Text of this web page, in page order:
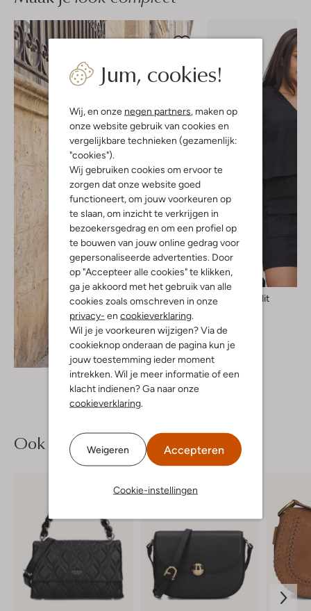
Jum, cookies!
Wij, en onze negen partners, maken op
onze website gebruik van cookies en
vergelijkbare technieken (gezamenlijk:
"cookies").
Wij gebruiken cookies om ervoor te
zorgen dat onze website goed
functioneert, om jouw voorkeuren op
te slaan, om inzicht te verkrijgen in
bezoekersgedrag en om een profiel op
te bouwen van jouw online gedrag voor
gepersonaliseerde advertenties. Door
op "Accepteer alle cookies" te klikken,
ga je akkoord met het gebruik van alle
cookies zoals omschreven in onze
privacy- en cookieverklaring.
Wil je je voorkeuren wijzigen? Via de
cookieknop onderaan de pagina kun je
jouw toestemming ieder moment
intrekken. Wil je meer informatie of een
klacht indienen? Ga naar onze
cookieverklaring.
Weigeren Accepteren
Cookie-instellingen
Ontdek de look
Nieuw
Rouge Edit
Ook iets voor jou?